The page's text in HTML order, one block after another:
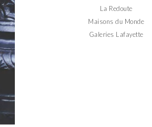
La Redoute
Maisons du Monde
Galeries Lafayette